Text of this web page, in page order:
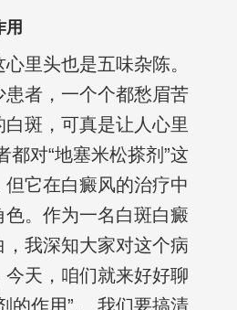
屑病、顽固性银屑病、全身
用
里头也是五味杂陈。
者，一个个都愁眉苦
斑，可真是让人心里
都对“地塞米松搽剂”这
它在白癜风的治疗中
。作为一名白斑白癜
，我深知大家对这个病
天，咱们就来好好聊
的作用”。 我们要搞清